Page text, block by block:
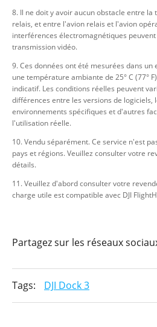
8. Il ne doit y avoir aucun obstacle entre
relais, et entre l'avion relais et l'avion
interférences électromagnétiques
transmission vidéo.
9. Ces données ont été mesurées dans
une température ambiante de 25° C (77°
indicatif. Les conditions réelles peuvent
différences entre les versions de logiciels,
environnements spécifiques et d'autres
l'utilisation réelle.
10. Vendu séparément. Ce service n'est
pays et régions. Veuillez consulter votre
détails.
11. Veuillez d'abord consulter votre
charge utile est compatible avec DJI
Partagez sur les réseaux
Tags: DJI Dock 3